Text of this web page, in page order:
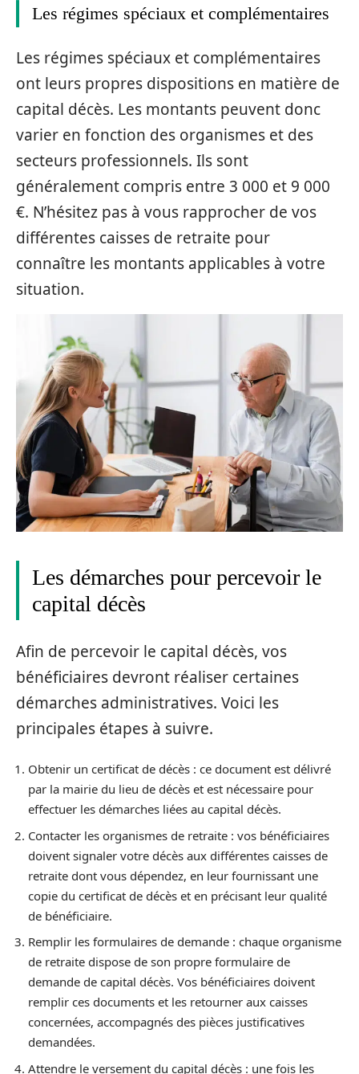
Les régimes spéciaux et complémentaires
Les régimes spéciaux et complémentaires
ont leurs propres dispositions en matière de
capital décès. Les montants peuvent donc
varier en fonction des organismes et des
secteurs professionnels. Ils sont
généralement compris entre 3 000 et 9 000
€. N’hésitez pas à vous rapprocher de vos
différentes caisses de retraite pour
connaître les montants applicables à votre
situation.
Les démarches pour percevoir le
capital décès
Afin de percevoir le capital décès, vos
bénéficiaires devront réaliser certaines
démarches administratives. Voici les
principales étapes à suivre.
Obtenir un certificat de décès : ce document est délivré
par la mairie du lieu de décès et est nécessaire pour
effectuer les démarches liées au capital décès.
Contacter les organismes de retraite : vos bénéficiaires
doivent signaler votre décès aux différentes caisses de
retraite dont vous dépendez, en leur fournissant une
copie du certificat de décès et en précisant leur qualité
de bénéficiaire.
Remplir les formulaires de demande : chaque organisme
de retraite dispose de son propre formulaire de
demande de capital décès. Vos bénéficiaires doivent
remplir ces documents et les retourner aux caisses
concernées, accompagnés des pièces justificatives
demandées.
Attendre le versement du capital décès : une fois les